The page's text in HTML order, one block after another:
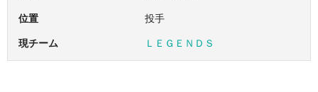
位置 投手
現チーム ＬＥＧＥＮＤＳ